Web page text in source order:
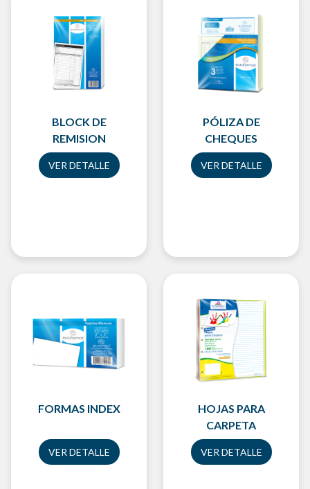
BLOCK DE
REMISION
VER DETALLE
PÓLIZA DE
CHEQUES
VER DETALLE
FORMAS INDEX
VER DETALLE
HOJAS PARA
CARPETA
VER DETALLE